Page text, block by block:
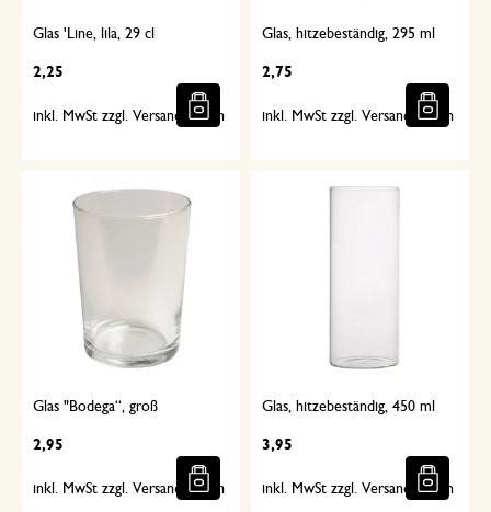
Glas 'Line, lila, 29 cl
2,25
inkl. MwSt zzgl. Versandkosten
Glas, hitzebeständig, 295 ml
2,75
inkl. MwSt zzgl. Versandkosten
Glas "Bodega“, groß
2,95
inkl. MwSt zzgl. Versandkosten
Glas, hitzebeständig, 450 ml
3,95
inkl. MwSt zzgl. Versandkosten